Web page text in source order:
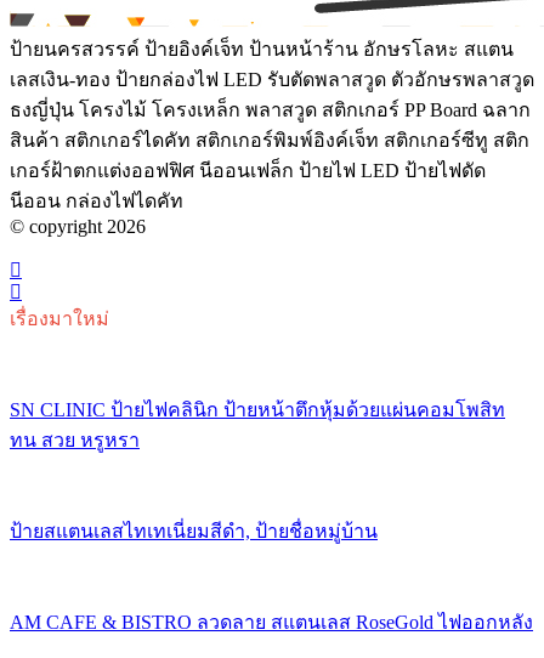
ป้ายนครสวรรค์ ป้ายอิงค์เจ็ท ป้านหน้าร้าน อักษรโลหะ สแตน
เลสเงิน-ทอง ป้ายกล่องไฟ LED รับตัดพลาสวูด ตัวอักษรพลาสวูด
ธงญี่ปุ่น โครงไม้ โครงเหล็ก พลาสวูด สติกเกอร์ PP Board ฉลาก
สินค้า สติกเกอร์ไดคัท สติกเกอร์พิมพ์อิงค์เจ็ท สติกเกอร์ซีทู สติก
เกอร์ฝ้าตกแต่งออฟฟิศ นีออนเฟล็ก ป้ายไฟ LED ป้ายไฟดัด
นีออน กล่องไฟไดคัท
© copyright 2026
เรื่องมาใหม่
SN CLINIC ป้ายไฟคลินิก ป้ายหน้าตึกหุ้มด้วยแผ่นคอมโพสิท
ทน สวย หรูหรา
ป้ายสแตนเลสไทเทเนี่ยมสีดำ, ป้ายชื่อหมู่บ้าน
AM CAFE & BISTRO ลวดลาย สแตนเลส RoseGold ไฟออกหลัง